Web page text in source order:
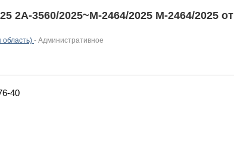
2А-3560/2025~М-2464/2025 М-2464/2025
область) - Административное
40